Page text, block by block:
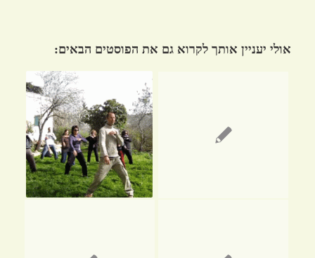
אולי יעניין אותך לקרוא גם את הפוסטים הבאים: